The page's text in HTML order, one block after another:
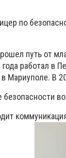
по
путь от
работал в
Мариуполе. В